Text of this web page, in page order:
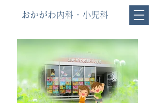
おかがわ内科・小児科